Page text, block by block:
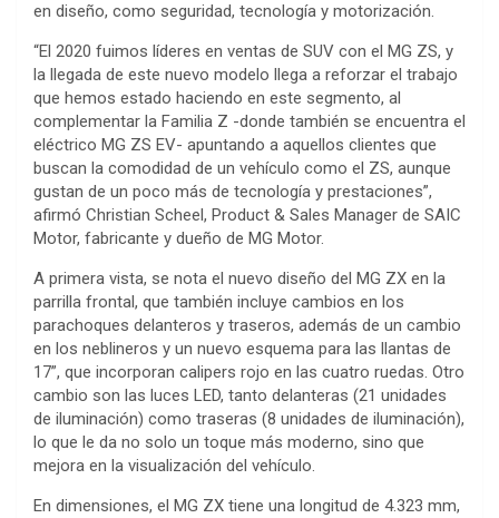
en diseño, como seguridad, tecnología y motorización.
“El 2020 fuimos líderes en ventas de SUV con el MG ZS, y
la llegada de este nuevo modelo llega a reforzar el trabajo
que hemos estado haciendo en este segmento, al
complementar la Familia Z -donde también se encuentra el
eléctrico MG ZS EV- apuntando a aquellos clientes que
buscan la comodidad de un vehículo como el ZS, aunque
gustan de un poco más de tecnología y prestaciones”,
afirmó Christian Scheel, Product & Sales Manager de SAIC
Motor, fabricante y dueño de MG Motor.
A primera vista, se nota el nuevo diseño del MG ZX en la
parrilla frontal, que también incluye cambios en los
parachoques delanteros y traseros, además de un cambio
en los neblineros y un nuevo esquema para las llantas de
17”, que incorporan calipers rojo en las cuatro ruedas. Otro
cambio son las luces LED, tanto delanteras (21 unidades
de iluminación) como traseras (8 unidades de iluminación),
lo que le da no solo un toque más moderno, sino que
mejora en la visualización del vehículo.
En dimensiones, el MG ZX tiene una longitud de 4.323 mm,